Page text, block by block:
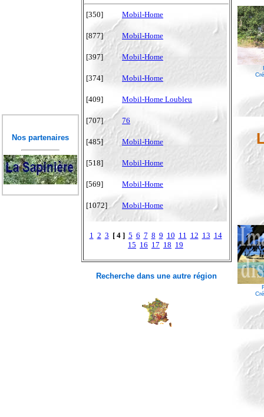
Nos partenaires
[350] Mobil-Home
[877] Mobil-Home
[397] Mobil-Home
[374] Mobil-Home
[409] Mobil-Home Loubleu
[707] 76
[485] Mobil-Home
[518] Mobil-Home
[569] Mobil-Home
[1072] Mobil-Home
1 2 3 [ 4 ] 5 6 7 8 9 10 11 12 13 14
15 16 17 18 19
Recherche dans une autre région